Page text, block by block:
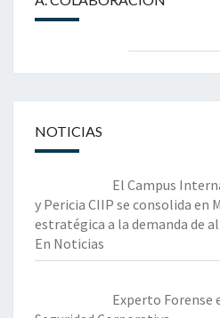
NOTICIAS
El Campus
y Pericia CIIP se consolida en
estratégica a la demanda de
En Noticias
Experto Forense